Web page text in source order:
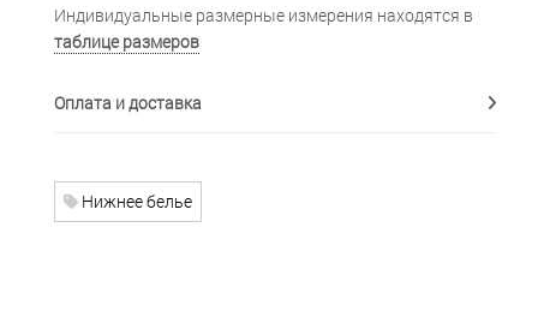
Индивидуальные размерные измерения находятся в
таблице размеров
Оплата и доставка
Нижнее белье